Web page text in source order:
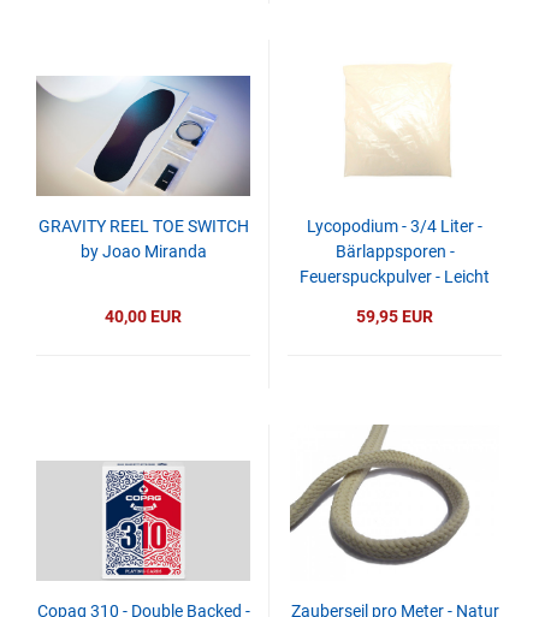
GRAVITY REEL TOE SWITCH
by Joao Miranda
40,00 EUR
Lycopodium - 3/4 Liter -
Bärlappsporen -
Feuerspuckpulver - Leicht
59,95 EUR
Copag 310 - Double Backed - Zauberseil pro Meter - Natur